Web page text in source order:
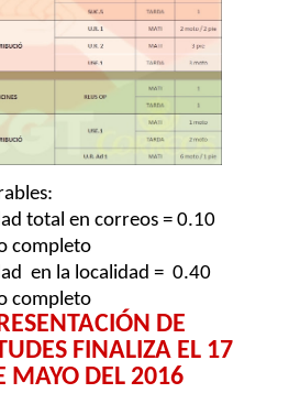
total en correos = 0.10
completo
en la localidad = 0.40
completo
DE
FINALIZA EL 17
MAYO DEL 2016